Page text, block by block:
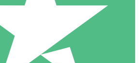
Bedarf mit Download-Credits. Keine
Verpflichtung erforderlich.
10 00